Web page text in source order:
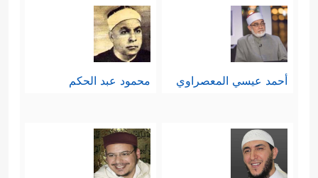
أحمد عيسي المعصراوي محمود عبد الحكم